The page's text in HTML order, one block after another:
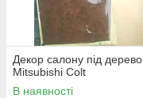
Декор салону під дерево
Mitsubishi Colt
В наявності